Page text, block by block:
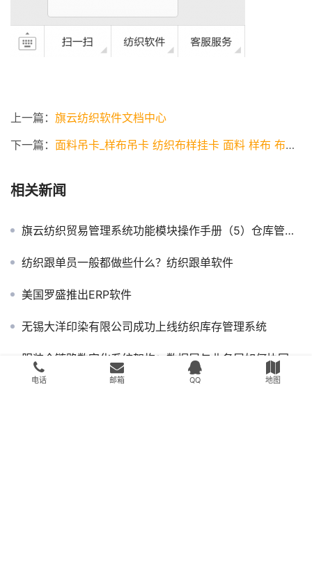
上一篇： 旗云纺织软件文档中心
下一篇： 面料吊卡_样布吊卡 纺织布样挂卡 面料 样布 布料 样品布挂勾
相关新闻
旗云纺织贸易管理系统功能模块操作手册（5）仓库管理软件
纺织跟单员一般都做些什么？纺织跟单软件
美国罗盛推出ERP软件
无锡大洋印染有限公司成功上线纺织库存管理系统
服装全链路数字化系统架构：数据层与业务层如何协同
电话 邮箱 QQ 地图